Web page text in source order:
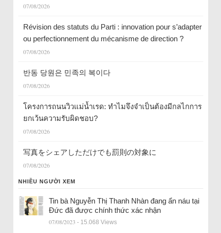
07/08/2026
Révision des statuts du Parti : innovation pour s’adapter
ou perfectionnement du mécanisme de direction ?
07/08/2026
반동 당원은 민족의 복이다
07/08/2026
โครงการถนนวิวแม่น้ำเรด: ทำไมจึงจำเป็นต้องมีกลไกการ
ยกเว้นความรับผิดชอบ?
07/08/2026
写真をシェアしただけでも罰則の対象に
07/08/2026
NHIỀU NGƯỜI XEM
Tin bà Nguyễn Thị Thanh Nhàn đang ẩn náu tại
Đức đã được chính thức xác nhận
07/08/2023 - 15.068 Views